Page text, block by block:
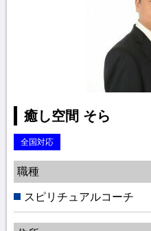
癒し空間 そら
全国対応
職種
スピリチュアルコーチ